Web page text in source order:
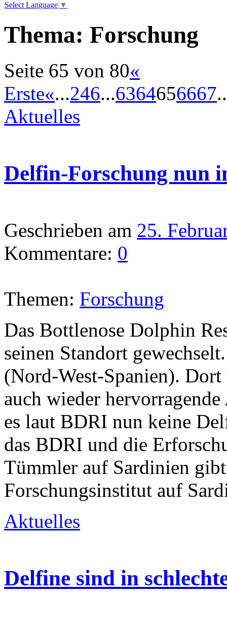
Select Language ▼
Thema: Forschung
Seite 65 von 80«
Erste«...246...6364656667
Aktuelles
Delfin-Forschung nun
Geschrieben am 25.
Kommentare: 0
Themen: Forschung
Das Bottlenose Dolphin
seinen Standort
(Nord-West-Spanien).
auch wieder
es laut BDRI nun keine
das BDRI und die
Tümmler auf Sardinien
Forschungsinstitut auf
Aktuelles
Delfine sind in